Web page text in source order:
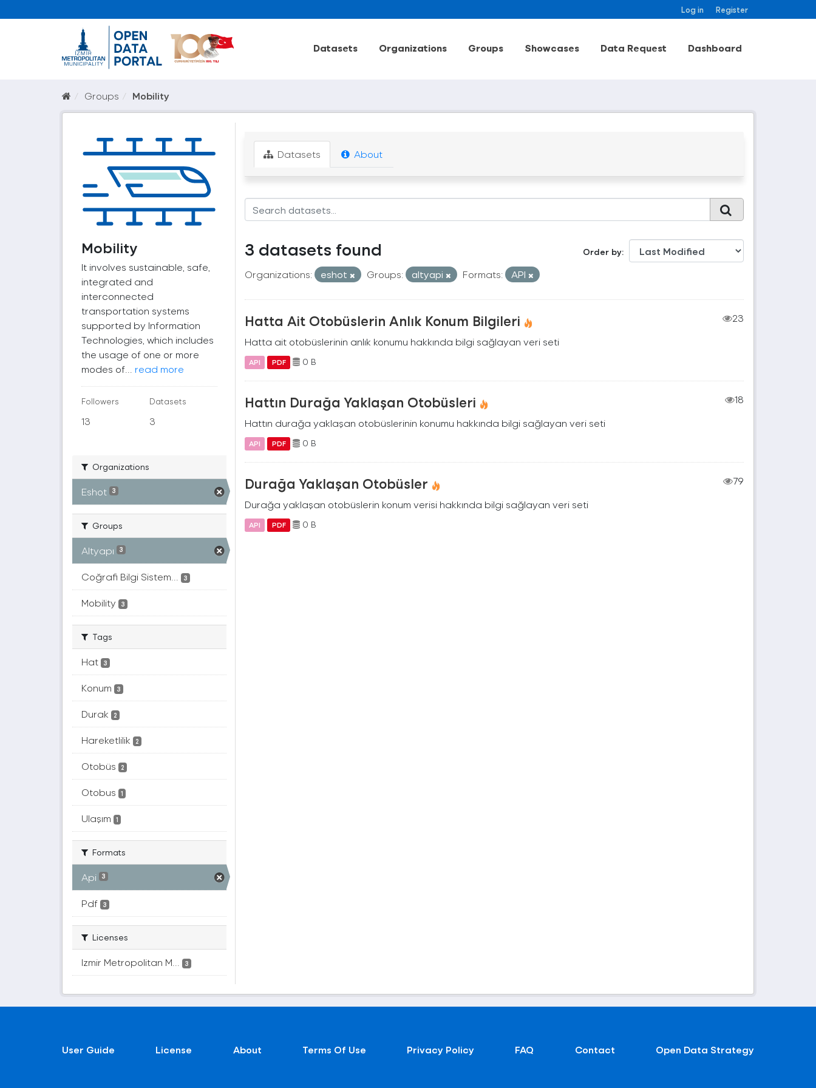
Log in Register
Datasets Organizations Groups Showcases Data Request Dashboard
Groups Mobility
Mobility
It involves sustainable, safe,
integrated and
interconnected
transportation systems
supported by Information
Technologies, which includes
the usage of one or more
modes of... read more
Followers
13
Datasets
3
Organizations
Eshot 3
Groups
Altyapı 3
Coğrafi Bilgi Sistem... 3
Mobility 3
Tags
Hat 3
Konum 3
Durak 2
Hareketlilik 2
Otobüs 2
Otobus 1
Ulaşım 1
Formats
Api 3
Pdf 3
Licenses
Izmir Metropolitan M... 3
Datasets About
Order by
3 datasets found
Organizations: eshot Groups: altyapi Formats: API
Hatta Ait Otobüslerin Anlık Konum Bilgileri
23
Hatta ait otobüslerinin anlık konumu hakkında bilgi sağlayan veri seti
API PDF 0 B
Hattın Durağa Yaklaşan Otobüsleri
18
Hattın durağa yaklaşan otobüslerinin konumu hakkında bilgi sağlayan veri seti
API PDF 0 B
Durağa Yaklaşan Otobüsler
79
Durağa yaklaşan otobüslerin konum verisi hakkında bilgi sağlayan veri seti
API PDF 0 B
User Guide License About Terms Of Use Privacy Policy FAQ Contact Open Data Strategy